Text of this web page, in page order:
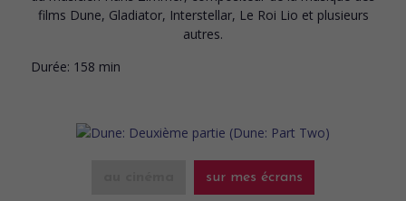
films Dune, Gladiator, Interstellar, Le Roi Lio et plusieurs
autres.
Durée: 158 min
sur mes écrans